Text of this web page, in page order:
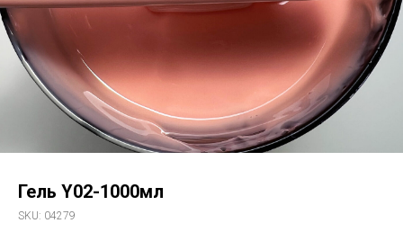
Гель Y02-1000мл
SKU: 04279